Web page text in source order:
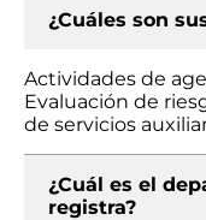
¿Cuáles son
Actividades de
Evaluación de
de servicios
¿Cuál es el
registra?